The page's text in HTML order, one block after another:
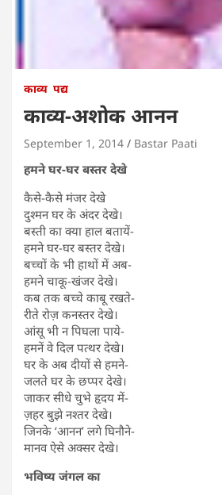
काव्य पद्य
काव्य-अशोक आनन
September 1, 2014 Bastar Paati
हमने घर-घर बस्तर देखे
कैसे-कैसे मंजर देखे
दुश्मन घर के अंदर देखे।
बस्ती का क्या हाल बतायें-
हमने घर-घर बस्तर देखे।
बच्चों के भी हाथों में अब-
हमने चाकू-खंजर देखे।
कब तक बच्चे काबू रखते-
रीते रोज़ कनस्तर देखे।
आंसू भी न पिघला पाये-
हमनें वे दिल पत्थर देखे।
घर के अब दीयों से हमने-
जलते घर के छप्पर देखे।
जाकर सीधे चुभे हृदय में-
ज़हर बुझे नश्तर देखे।
जिनके ‘आनन’ लगे घिनौने-
मानव ऐसे अक्सर देखे।
भविष्य जंगल का